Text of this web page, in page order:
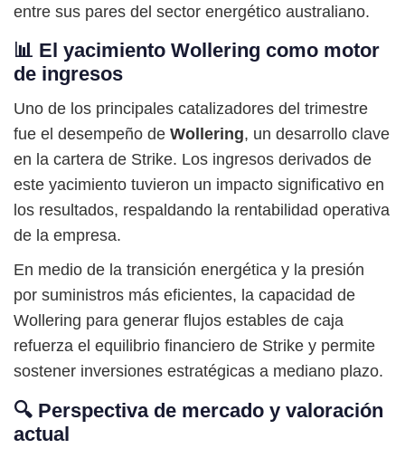
entre sus pares del sector energético australiano.
📊 El yacimiento Wollering como motor
de ingresos
Uno de los principales catalizadores del trimestre
fue el desempeño de Wollering, un desarrollo clave
en la cartera de Strike. Los ingresos derivados de
este yacimiento tuvieron un impacto significativo en
los resultados, respaldando la rentabilidad operativa
de la empresa.
En medio de la transición energética y la presión
por suministros más eficientes, la capacidad de
Wollering para generar flujos estables de caja
refuerza el equilibrio financiero de Strike y permite
sostener inversiones estratégicas a mediano plazo.
🔍 Perspectiva de mercado y valoración
actual